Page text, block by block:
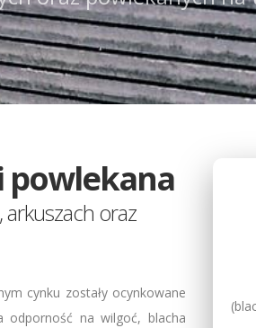
powlekana
oraz
cynku zostały ocynkowane
odporność na wilgoć, blacha